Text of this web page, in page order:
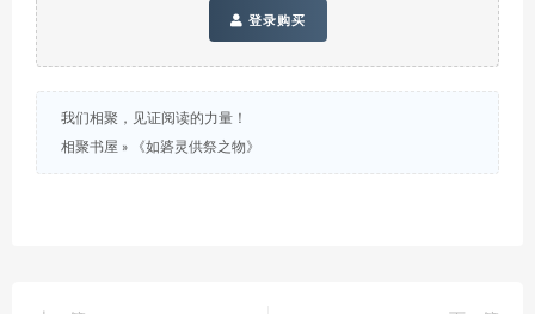
登录购买
我们相聚，见证阅读的力量！
相聚书屋 » 《如碆灵供祭之物》